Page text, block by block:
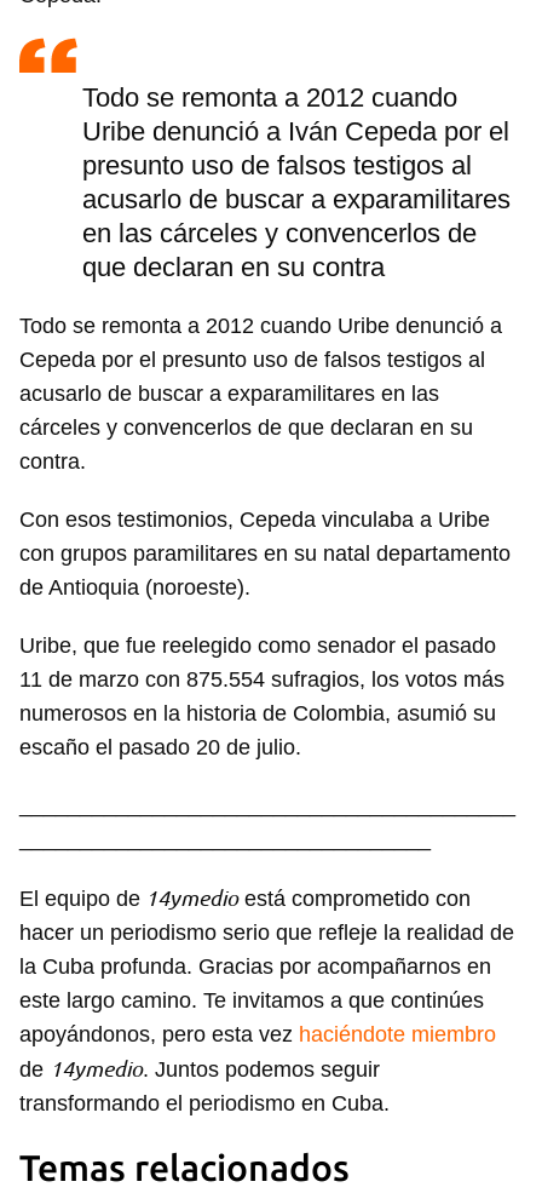
Todo se remonta a 2012 cuando
Uribe denunció a Iván Cepeda por el
presunto uso de falsos testigos al
acusarlo de buscar a exparamilitares
en las cárceles y convencerlos de
que declaran en su contra
Todo se remonta a 2012 cuando Uribe denunció a
Cepeda por el presunto uso de falsos testigos al
acusarlo de buscar a exparamilitares en las
cárceles y convencerlos de que declaran en su
contra.
Con esos testimonios, Cepeda vinculaba a Uribe
con grupos paramilitares en su natal departamento
de Antioquia (noroeste).
Uribe, que fue reelegido como senador el pasado
11 de marzo con 875.554 sufragios, los votos más
numerosos en la historia de Colombia, asumió su
escaño el pasado 20 de julio.
El equipo de 14ymedioestá comprometido con
hacer un periodismo serio que refleje la realidad de
la Cuba profunda. Gracias por acompañarnos en
este largo camino. Te invitamos a que continúes
apoyándonos, pero esta vez haciéndote miembro
de 14ymedio. Juntos podemos seguir
transformando el periodismo en Cuba.
Temas relacionados